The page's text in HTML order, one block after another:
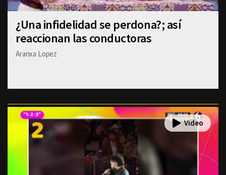
¿Una infidelidad se perdona?; así
reaccionan las conductoras
Aranxa Lopez